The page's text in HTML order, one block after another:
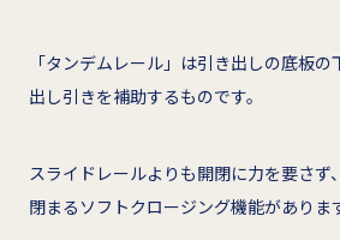
「タンデムレール」は引き出しの底板の
出し引きを補助するものです。
スライドレールよりも開閉に力を要さず
閉まるソフトクロージング機能がありま